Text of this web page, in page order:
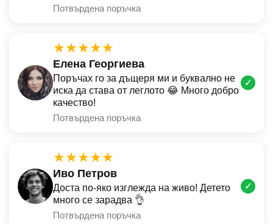
Потвърдена поръчка
★★★★★
Елена Георгиева
Поръчах го за дъщеря ми и буквално не
иска да става от леглото 😂 Много добро
качество!
Потвърдена поръчка
✓
★★★★★
Иво Петров
Доста по-яко изглежда на живо! Детето
много се зарадва 👌
Потвърдена поръчка
✓